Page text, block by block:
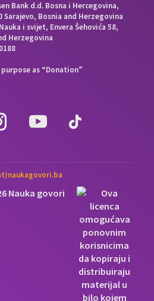
Bank d.d. Bosna i Hercegovina,
Sarajevo, Bosnia and Herzegovina
i svijet, Envera Šehovića 58,
Herzegovina
as “Donation”
Nauka govori